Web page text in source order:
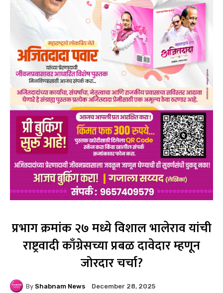
प्रभाग क्रमांक २७ मध्ये विशाल भालेराव यांची
राष्ट्रवादी काँग्रेसच्या प्रबळ दावेदार म्हणून
जोरदार चर्चा?
By Shabnam News December 28, 2025